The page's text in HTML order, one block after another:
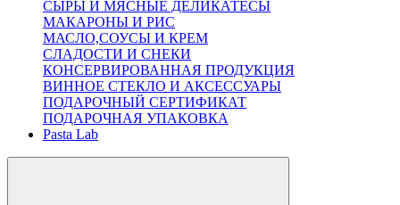
СЫРЫ И МЯСНЫЕ ДЕЛИКАТЕСЫ
МАКАРОНЫ И РИС
МАСЛО,СОУСЫ И КРЕМ
СЛАДОСТИ И СНЕКИ
КОНСЕРВИРОВАННАЯ ПРОДУКЦИЯ
ВИННОЕ СТЕКЛО И АКСЕССУАРЫ
ПОДАРОЧНЫЙ СЕРТИФИКАТ
ПОДАРОЧНАЯ УПАКОВКА
Pasta Lab